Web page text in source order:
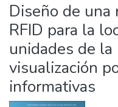
Diseño de una
RFID para la
unidades de
visualización
informativas